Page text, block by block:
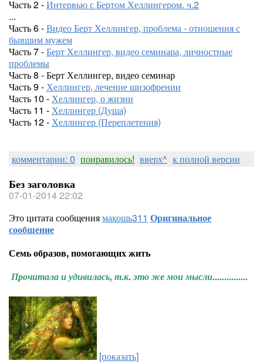
Часть 2 -Интервью с Бертом Хеллингером. ч.2
...
Часть 6 -Видео Берт Хеллингер, проблема - отношения с
бывшим мужем
Часть 7 -Берт Хеллингер, видео семинара, личностные
проблемы
Часть 8 - Берт Хеллингер, видео семинар
Часть 9 -Хеллингер, лечение шизофрении
Часть 10 -Хеллингер, о жизни
Часть 11 -Хеллингер (Душа)
Часть 12 -Хеллингер (Переплетения)
комментарии: 0 понравилось! вверх^ к полной версии
Без заголовка
07-01-2014 22:02
Это цитата сообщениямакошь311 Оригинальное
сообщение
Семь образов, помогающих жить
Прочитала и удивилась, т.к. это же мои мысли...............
[показать]